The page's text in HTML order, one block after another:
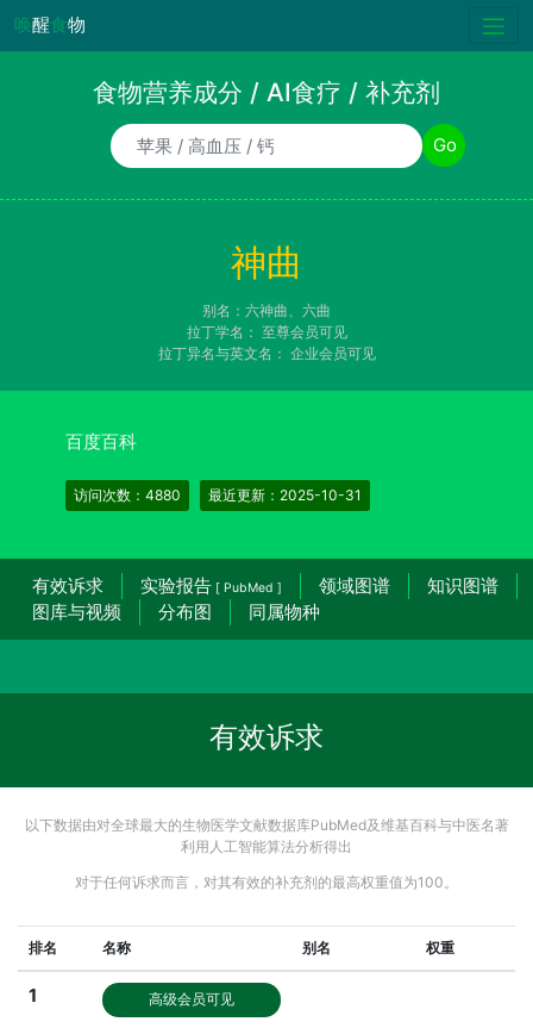
唤醒食物
食物营养成分 / AI食疗 / 补充剂
食物/AI食疗诉求/补充剂名称 Go
神曲
别名：六神曲、六曲
拉丁学名： 至尊会员可见
拉丁异名与英文名： 企业会员可见
百度百科
访问次数：4880 最近更新：2025-10-31
有效诉求 实验报告 [ PubMed ] 领域图谱
知识图谱
图库与视频
分布图 同属物种
有效诉求
以下数据由对全球最大的生物医学文献数据库PubMed及维基百科与中医名著
利用人工智能算法分析得出
对于任何诉求而言，对其有效的补充剂的最高权重值为100。
排名 名称 别名 权重
1 高级会员可见